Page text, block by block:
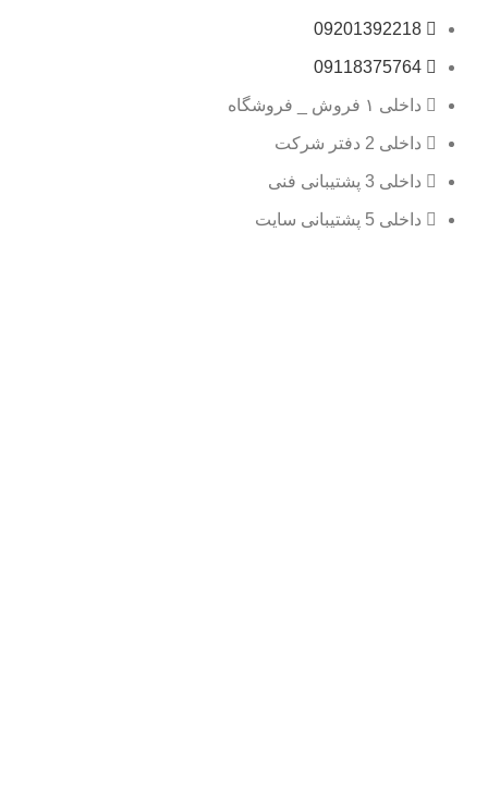
09201392218
09118375764
داخلی ۱ فروش _ فروشگاه
داخلی 2 دفتر شرکت
داخلی 3 پشتیبانی فنی
داخلی 5 پشتیبانی سایت